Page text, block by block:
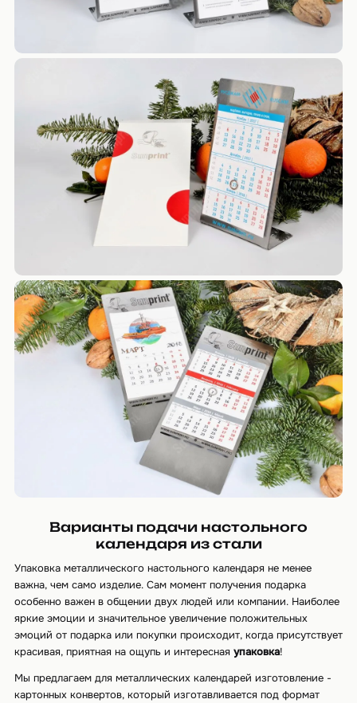
Варианты подачи настольного
календаря из стали
Упаковка металлического настольного календаря не менее
важна, чем само изделие. Сам момент получения подарка
особенно важен в общении двух людей или компании. Наиболее
яркие эмоции и значительное увеличение положительных
эмоций от подарка или покупки происходит, когда присутствует
красивая, приятная на ощупь и интересная упаковка!
Мы предлагаем для металлических календарей изготовление -
картонных конвертов, который изготавливается под формат